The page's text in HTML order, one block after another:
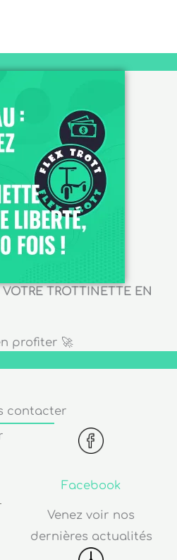
TROTTINETTE EN
profiter 🚀
contacter
Facebook
Venez voir nos
dernières actualités